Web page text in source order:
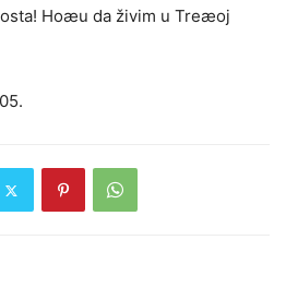
Hoæu da živim u Treæoj